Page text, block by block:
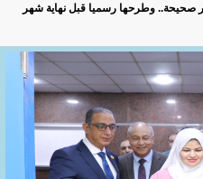
غير صحيحة.. وطرحها رسميا قبل نهاية شهر